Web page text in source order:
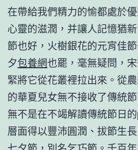
在帶給我們精力的愉都處於優
心靈的滋潤，并讓人記憶猶
節也好，火樹銀花的元宵佳
夕包養網也罷，毫無疑問，
緊將它從花叢裡拉出來。從
的華夏兒女無不接收了傳統
無不是在不竭解讀傳統節日
層面得以豐沛圓潤、拔節生長